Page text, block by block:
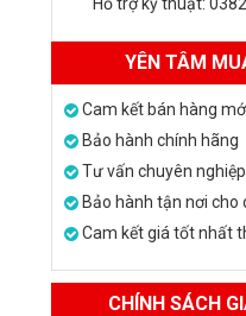
YÊN TÂM
Cam kết bán hàng
Bảo hành chính hãng
Tư vấn chuyên
Bảo hành tận nơi cho
Cam kết giá tốt nhất
CHÍNH SÁCH